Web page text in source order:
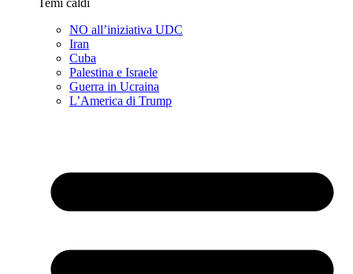
Temi caldi
NO all’iniziativa UDC
Iran
Cuba
Palestina e Israele
Guerra in Ucraina
L’America di Trump